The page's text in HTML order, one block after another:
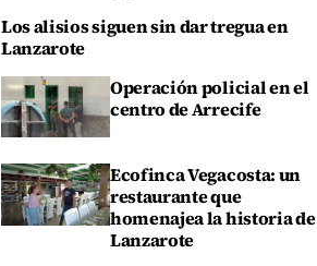
Los alisios siguen sin dar tregua en
Lanzarote
Operación policial en el
centro de Arrecife
Ecofinca Vegacosta: un
restaurante que
homenajea la historia de
Lanzarote